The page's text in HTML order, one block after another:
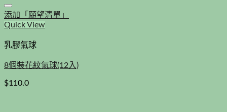
添加「願望清單」
Quick View
乳膠氣球
8個裝花紋氣球(12入)
$110.0